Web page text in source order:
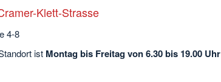
Klett-Strasse
4-8
istMontag bis Freitag von 6.30 bis 19.00 Uhr